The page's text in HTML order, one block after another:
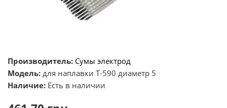
Производитель: Сумы электрод
Модель: для наплавки Т-590 диаметр 5
Наличие: Есть в наличии